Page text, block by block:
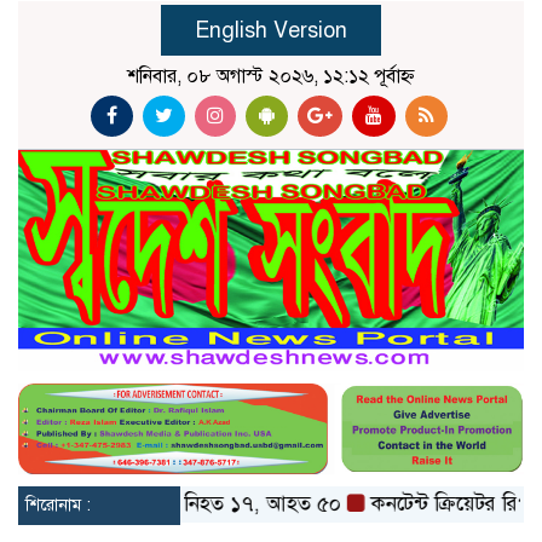
English Version
শনিবার, ০৮ অগাস্ট ২০২৬, ১২:১২ পূর্বাহ্ন
শিরোনাম :
বাস দুর্ঘটনায় নিহত ১৭, আহত ৫০ কনটেন্ট ক্রিয়েটর রিপন মিয়া